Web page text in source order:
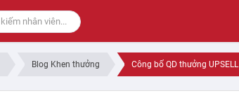
Blog Khen thưởng Công bố QD thưởng UPSELL